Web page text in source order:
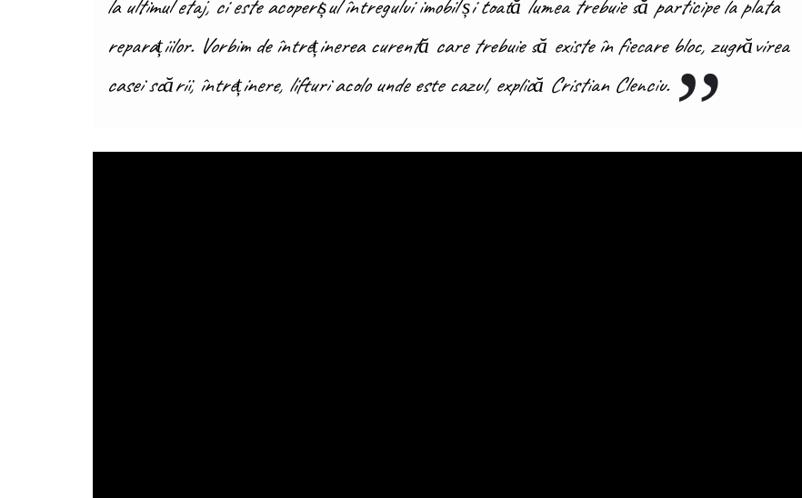
la ultimul etaj, ci este acoperișul întregului imobil și toată lumea trebuie să participe la plata
reparațiilor. Vorbim de întreținerea curentă care trebuie să existe în fiecare bloc, zugrăvirea
casei scării, întreținere, lifturi acolo unde este cazul, explică Cristian Clenciu.